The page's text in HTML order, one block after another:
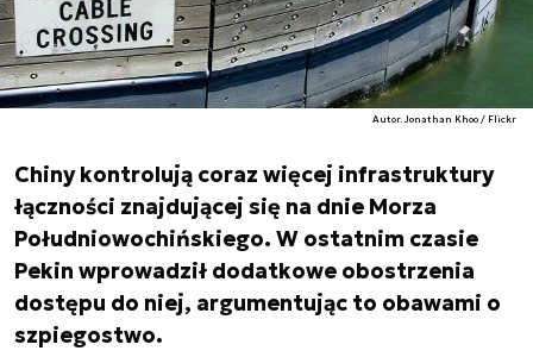
Autor. Jonathan Khoo / Flickr
Chiny kontrolują coraz więcej infrastruktury
łączności znajdującej się na dnie Morza
Południowochińskiego. W ostatnim czasie
Pekin wprowadził dodatkowe obostrzenia
dostępu do niej, argumentując to obawami o
szpiegostwo.